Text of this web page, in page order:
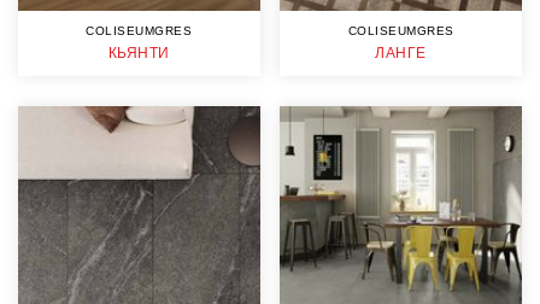
COLISEUMGRES
КЬЯНТИ
COLISEUMGRES
ЛАНГЕ